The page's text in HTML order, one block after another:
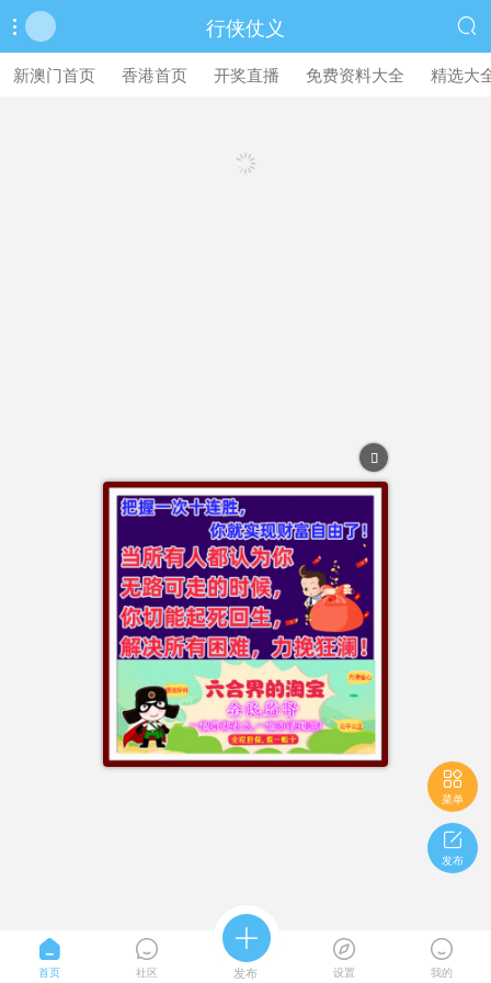
 行侠仗义 

新澳门首页 香港首页 开奖直播 免费资料大全 精选大

菜单

发布

首页

社区

发布

设置

我的